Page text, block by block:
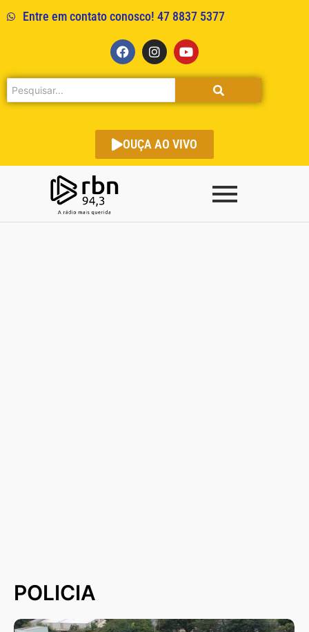
Entre em contato conosco! 47 8837 5377
OUÇA AO VIVO
POLICIA